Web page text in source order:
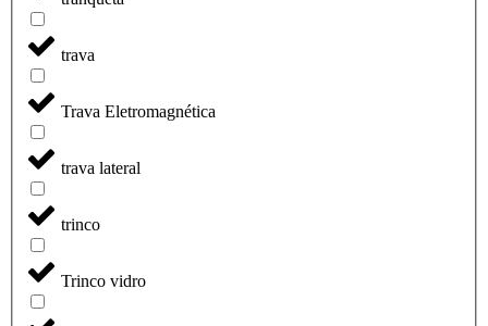
trava
Trava Eletromagnética
trava lateral
trinco
Trinco vidro